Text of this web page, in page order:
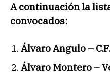
A continuación la
convocados:
Álvaro Angulo –
Álvaro Montero –